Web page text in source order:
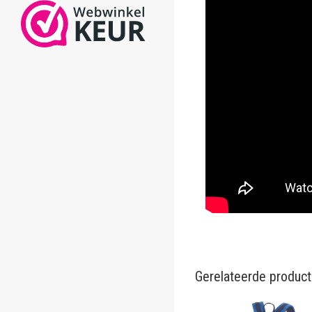
Gerelateerde